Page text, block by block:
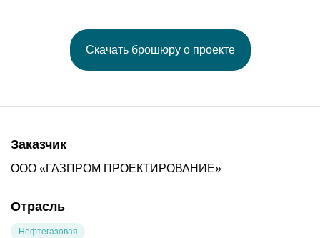
Скачать брошюру о проекте
Заказчик
ООО «ГАЗПРОМ ПРОЕКТИРОВАНИЕ»
Отрасль
Нефтегазовая